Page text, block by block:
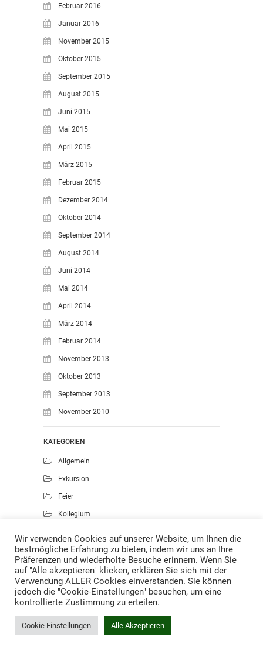
Februar 2016
Januar 2016
November 2015
Oktober 2015
September 2015
August 2015
Juni 2015
Mai 2015
April 2015
März 2015
Februar 2015
Dezember 2014
Oktober 2014
September 2014
August 2014
Juni 2014
Mai 2014
April 2014
März 2014
Februar 2014
November 2013
Oktober 2013
September 2013
November 2010
KATEGORIEN
Allgemein
Exkursion
Feier
Kollegium
Musik
Projekte
Sport
Wir verwenden Cookies auf unserer Website, um Ihnen die
bestmögliche Erfahrung zu bieten, indem wir uns an Ihre
Präferenzen und wiederholte Besuche erinnern. Wenn Sie
auf "Alle akzeptieren" klicken, erklären Sie sich mit der
Verwendung ALLER Cookies einverstanden. Sie können
jedoch die "Cookie-Einstellungen" besuchen, um eine
kontrollierte Zustimmung zu erteilen.
Cookie Einstellungen Alle Akzeptieren